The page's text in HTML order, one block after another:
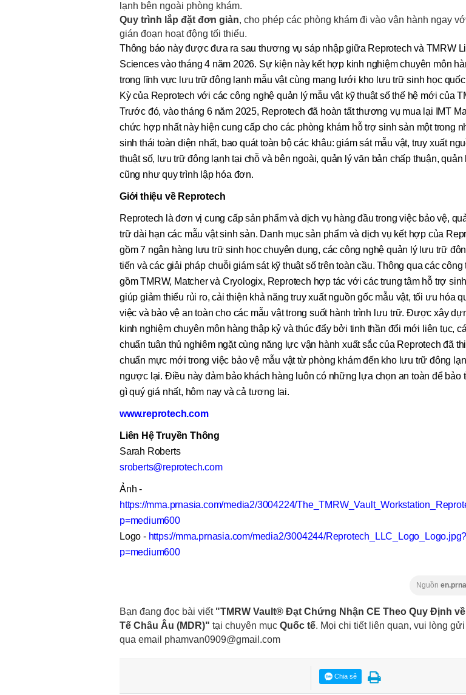
lạnh bên ngoài phòng khám.
Quy trình lắp đặt đơn giản, cho phép các phòng khám đi vào vận hành ngay
gián đoạn hoạt động tối thiểu.
Thông báo này được đưa ra sau thương vụ sáp nhập giữa Reprotech và TMRW
Sciences vào tháng 4 năm 2026. Sự kiện này kết hợp kinh nghiệm chuyên môn
trong lĩnh vực lưu trữ đông lạnh mẫu vật cùng mạng lưới kho lưu trữ sinh học
Kỳ của Reprotech với các công nghệ quản lý mẫu vật kỹ thuật số thế hệ mới của
Trước đó, vào tháng 6 năm 2025, Reprotech đã hoàn tất thương vụ mua lại IMT
chức hợp nhất này hiện cung cấp cho các phòng khám hỗ trợ sinh sản một trong
sinh thái toàn diện nhất, bao quát toàn bộ các khâu: giám sát mẫu vật, truy xuất
thuật số, lưu trữ đông lạnh tại chỗ và bên ngoài, quản lý văn bản chấp thuận,
cũng như quy trình lập hóa đơn.
Giới thiệu về Reprotech
Reprotech là đơn vị cung cấp sản phẩm và dịch vụ hàng đầu trong việc bảo vệ,
trữ dài hạn các mẫu vật sinh sản. Danh mục sản phẩm và dịch vụ kết hợp của
gồm 7 ngân hàng lưu trữ sinh học chuyên dụng, các công nghệ quản lý lưu trữ
tiến và các giải pháp chuỗi giám sát kỹ thuật số trên toàn cầu. Thông qua các công
gồm TMRW, Matcher và Cryologix, Reprotech hợp tác với các trung tâm hỗ trợ
giúp giảm thiểu rủi ro, cải thiện khả năng truy xuất nguồn gốc mẫu vật, tối ưu hóa
việc và bảo vệ an toàn cho các mẫu vật trong suốt hành trình lưu trữ. Được xây
kinh nghiệm chuyên môn hàng thập kỷ và thúc đẩy bởi tinh thần đổi mới liên tục,
chuẩn tuân thủ nghiêm ngặt cùng năng lực vận hành xuất sắc của Reprotech đã
chuẩn mực mới trong việc bảo vệ mẫu vật từ phòng khám đến kho lưu trữ đông
ngược lại. Điều này đảm bảo khách hàng luôn có những lựa chọn an toàn để bảo
gì quý giá nhất, hôm nay và cả tương lai.
www.reprotech.com
Liên Hệ Truyền Thông
Sarah Roberts
sroberts@reprotech.com
Ảnh -
https://mma.prnasia.com/media2/3004224/
p=medium600
Logo - https://mma.prnasia.com/media2/3004244/Reprotech_LLC_Logo_Logo.jpg?
p=medium600
Nguồn
Bạn đang đọc bài viết "TMRW Vault® Đạt Chứng Nhận CE Theo Quy Định
Tế Châu Âu (MDR)" tại chuyên mục Quốc tế. Mọi chi tiết liên quan, vui lòng
qua email phamvan0909@gmail.com
Chia sẻ